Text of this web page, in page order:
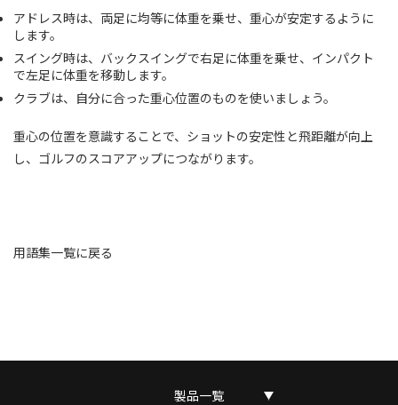
アドレス時は、両足に均等に体重を乗せ、重心が安定するように
します。
スイング時は、バックスイングで右足に体重を乗せ、インパクト
で左足に体重を移動します。
クラブは、自分に合った重心位置のものを使いましょう。
重心の位置を意識することで、ショットの安定性と飛距離が向上
し、ゴルフのスコアアップにつながります。
用語集一覧に戻る
製品一覧